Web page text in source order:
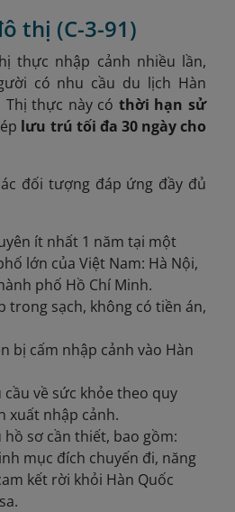
thị (C-3-91)
thực nhập cảnh nhiều lần,
có nhu cầu du lịch Hàn
Thị thực này có thời hạn sử
lưu trú tối đa 30 ngày cho
đối tượng đáp ứng đầy đủ
ít nhất 1 năm tại một
lớn của Việt Nam: Hà Nội,
phố Hồ Chí Minh.
trong sạch, không có tiền án,
bị cấm nhập cảnh vào Hàn
về sức khỏe theo quy
xuất nhập cảnh.
hồ sơ cần thiết, bao gồm:
mục đích chuyến đi, năng
kết rời khỏi Hàn Quốc